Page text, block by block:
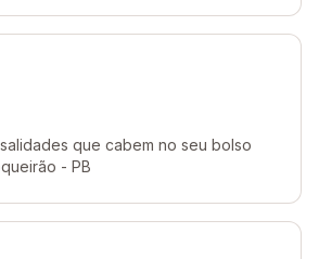
que cabem no seu bolso
- PB